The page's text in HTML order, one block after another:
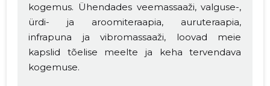
kogemus. Ühendades veemassaaži, valguse-,
ürdi- ja aroomiteraapia, auruteraapia,
infrapuna ja vibromassaaži, loovad meie
kapslid tõelise meelte ja keha tervendava
kogemuse.